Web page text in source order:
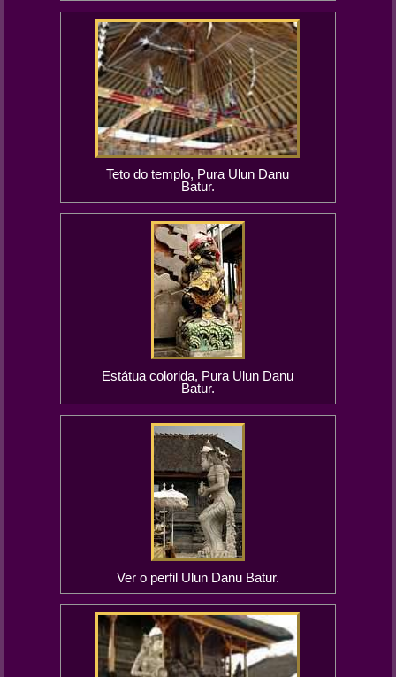
Teto do templo, Pura Ulun Danu
Batur.
Estátua colorida, Pura Ulun Danu
Batur.
Ver o perfil Ulun Danu Batur.